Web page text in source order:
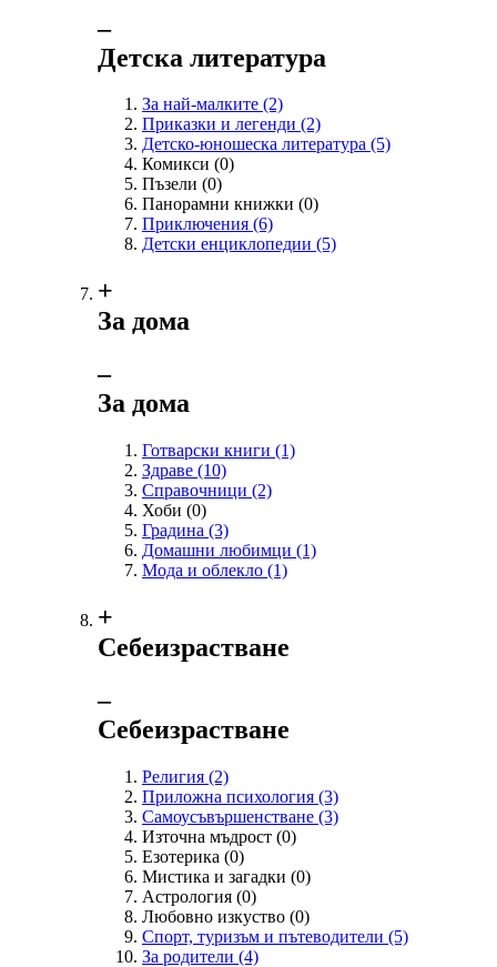
‒
Детска литература
За най-малките (2)
Приказки и легенди (2)
Детско-юношеска литература (5)
Комикси (0)
Пъзели (0)
Панорамни книжки (0)
Приключения (6)
Детски енциклопедии (5)
+
За дома
‒
За дома
Готварски книги (1)
Здраве (10)
Справочници (2)
Хоби (0)
Градина (3)
Домашни любимци (1)
Мода и облекло (1)
+
Себеизрастване
‒
Себеизрастване
Религия (2)
Приложна психология (3)
Самоусъвършенстване (3)
Източна мъдрост (0)
Езотерика (0)
Мистика и загадки (0)
Астрология (0)
Любовно изкуство (0)
Спорт, туризъм и пътеводители (5)
За родители (4)